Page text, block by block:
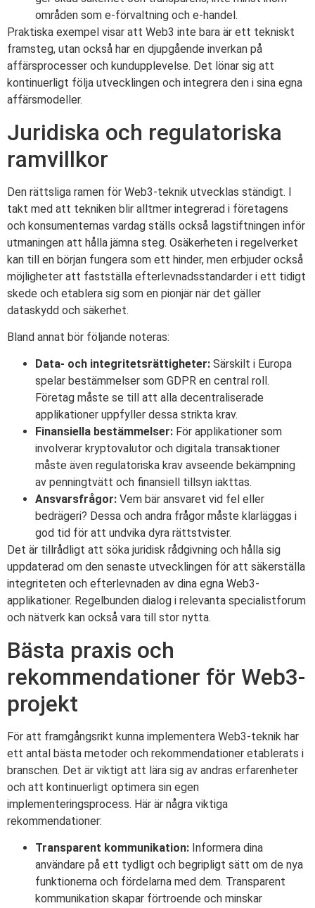
områden som e-förvaltning och e-handel.
Praktiska exempel visar att Web3 inte bara är ett tekniskt
framsteg, utan också har en djupgående inverkan på
affärsprocesser och kundupplevelse. Det lönar sig att
kontinuerligt följa utvecklingen och integrera den i sina egna
affärsmodeller.
Juridiska och regulatoriska
ramvillkor
Den rättsliga ramen för Web3-teknik utvecklas ständigt. I
takt med att tekniken blir alltmer integrerad i företagens
och konsumenternas vardag ställs också lagstiftningen inför
utmaningen att hålla jämna steg. Osäkerheten i regelverket
kan till en början fungera som ett hinder, men erbjuder också
möjligheter att fastställa efterlevnadsstandarder i ett tidigt
skede och etablera sig som en pionjär när det gäller
dataskydd och säkerhet.
Bland annat bör följande noteras:
Data- och integritetsrättigheter: Särskilt i Europa
spelar bestämmelser som GDPR en central roll.
Företag måste se till att alla decentraliserade
applikationer uppfyller dessa strikta krav.
Finansiella bestämmelser: För applikationer som
involverar kryptovalutor och digitala transaktioner
måste även regulatoriska krav avseende bekämpning
av penningtvätt och finansiell tillsyn iakttas.
Ansvarsfrågor: Vem bär ansvaret vid fel eller
bedrägeri? Dessa och andra frågor måste klarläggas i
god tid för att undvika dyra rättstvister.
Det är tillrådligt att söka juridisk rådgivning och hålla sig
uppdaterad om den senaste utvecklingen för att säkerställa
integriteten och efterlevnaden av dina egna Web3-
applikationer. Regelbunden dialog i relevanta specialistforum
och nätverk kan också vara till stor nytta.
Bästa praxis och
rekommendationer för Web3-
projekt
För att framgångsrikt kunna implementera Web3-teknik har
ett antal bästa metoder och rekommendationer etablerats i
branschen. Det är viktigt att lära sig av andras erfarenheter
och att kontinuerligt optimera sin egen
implementeringsprocess. Här är några viktiga
rekommendationer:
Transparent kommunikation: Informera dina
användare på ett tydligt och begripligt sätt om de nya
funktionerna och fördelarna med dem. Transparent
kommunikation skapar förtroende och minskar